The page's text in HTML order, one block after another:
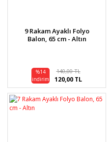
9 Rakam Ayaklı Folyo
Balon, 65 cm - Altın
%14
indirim
140,00 TL
120,00 TL